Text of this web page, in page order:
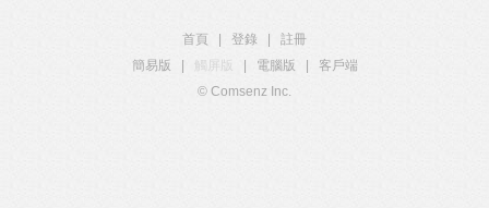
首頁 登錄
註冊
簡易版
觸屏版 電腦版
客戶端
© Comsenz Inc.